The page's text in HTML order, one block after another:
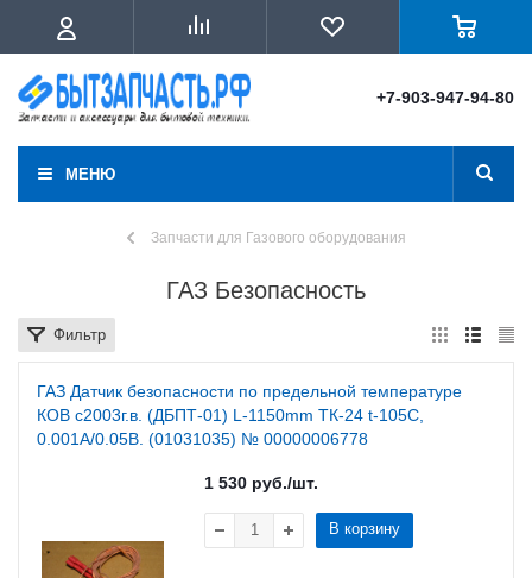
+7-903-947-94-80
МЕНЮ
Запчасти для Газового оборудования
ГАЗ Безопасность
Фильтр
ГАЗ Датчик безопасности по предельной температуре
КОВ с2003г.в. (ДБПТ-01) L-1150mm ТК-24 t-105C,
0.001А/0.05В. (01031035) № 00000006778
1 530 руб./шт.
В корзину